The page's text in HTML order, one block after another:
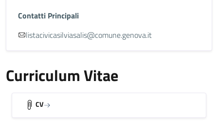
Contatti Principali
listacivicasilviasalis@comune.genova.it
Curriculum Vitae
CV